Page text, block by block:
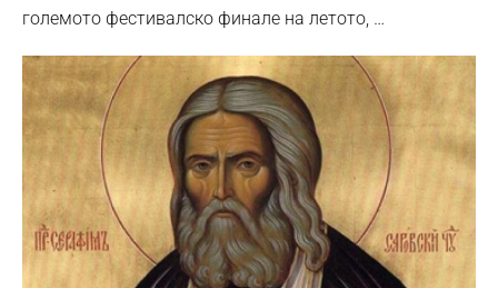
големото фестивалско финале на летото, …